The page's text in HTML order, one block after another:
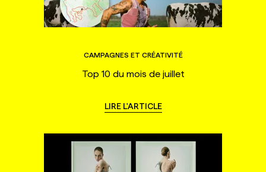
CAMPAGNES ET CRÉATIVITÉ
Top 10 du mois de juillet
LIRE L'ARTICLE